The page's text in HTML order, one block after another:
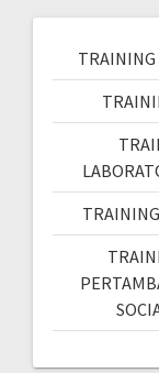
TRAINING